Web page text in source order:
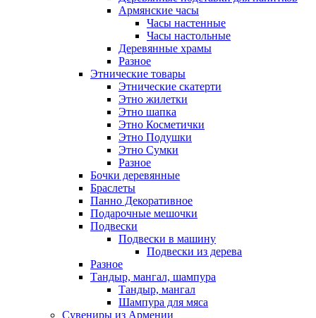
Армянские часы
Часы настенные
Часы настольные
Деревянные храмы
Разное
Этнические товары
Этнические скатерти
Этно жилетки
Этно шапка
Этно Косметички
Этно Подушки
Этно Сумки
Разное
Бочки деревянные
Браслеты
Панно Декоративное
Подарочные мешочки
Подвески
Подвески в машину
Подвески из дерева
Разное
Тандыр, мангал, шампура
Тандыр, мангал
Шампура для мяса
Сувениры из Армении